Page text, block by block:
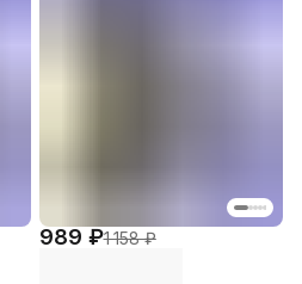
989 ₽1 158 ₽